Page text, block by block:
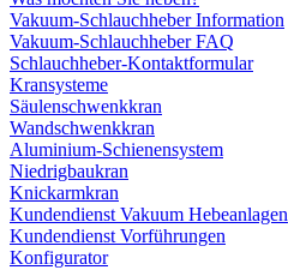
Vakuum-Schlauchheber Information
Vakuum-Schlauchheber FAQ
Schlauchheber-Kontaktformular
Kransysteme
Säulenschwenkkran
Wandschwenkkran
Aluminium-Schienensystem
Niedrigbaukran
Knickarmkran
Kundendienst Vakuum Hebeanlagen
Kundendienst Vorführungen
Konfigurator